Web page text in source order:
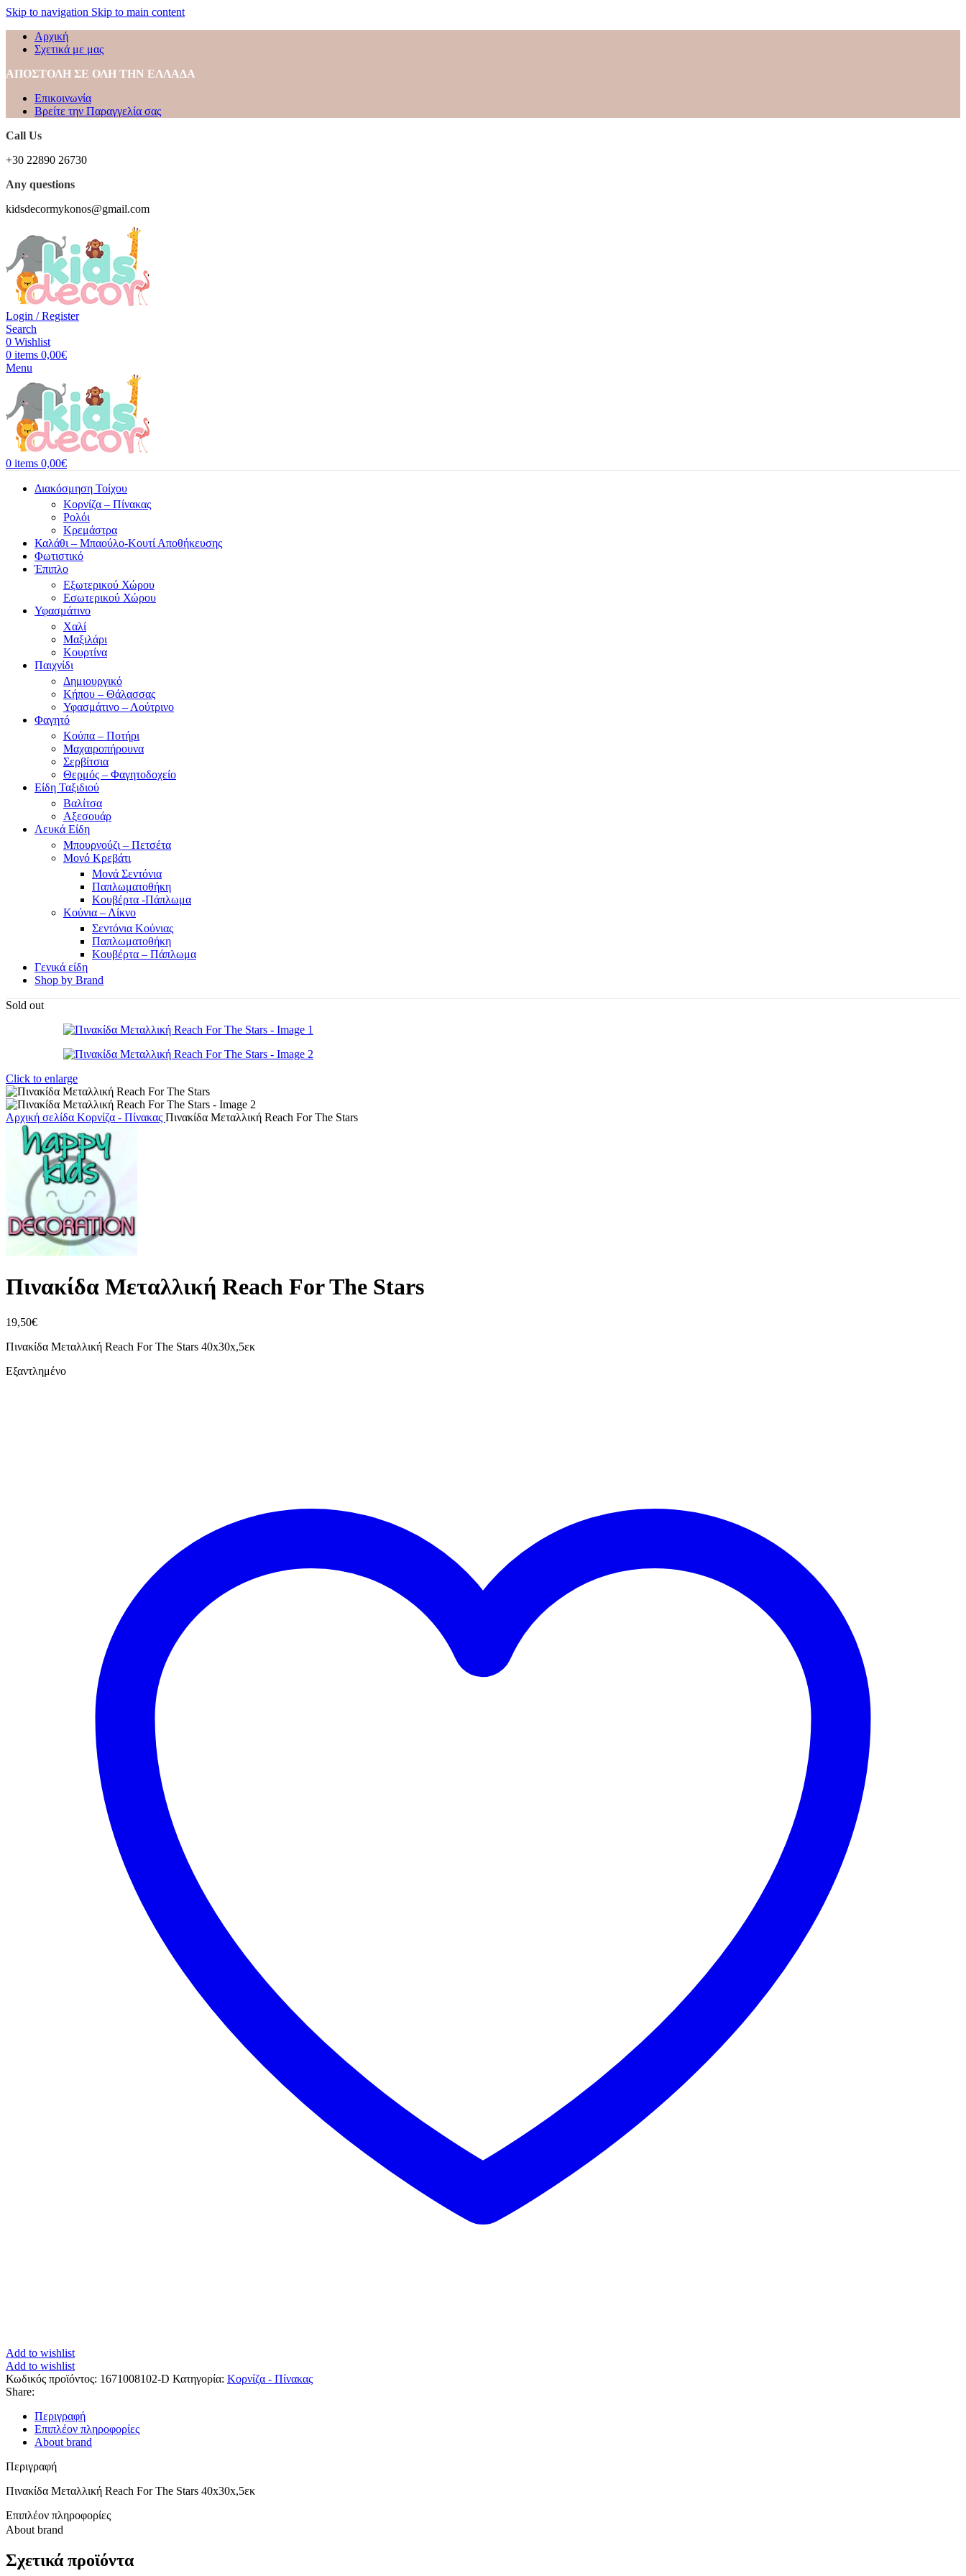
Skip to navigation Skip to main content
Αρχική
Σχετικά με μας
ΑΠΟΣΤΟΛΗ ΣΕ ΟΛΗ ΤΗΝ ΕΛΛΑΔΑ
Επικοινωνία
Βρείτε την Παραγγελία σας
Call Us
+30 22890 26730
Any questions
kidsdecormykonos@gmail.com
Login / Register
Search
0 Wishlist
0 items 0,00€
Menu
0 items 0,00€
Διακόσμηση Τοίχου
Κορνίζα – Πίνακας
Ρολόι
Κρεμάστρα
Καλάθι – Μπαούλο-Κουτί Αποθήκευσης
Φωτιστικό
Έπιπλο
Εξωτερικού Χώρου
Εσωτερικού Χώρου
Υφασμάτινο
Χαλί
Μαξιλάρι
Κουρτίνα
Παιχνίδι
Δημιουργικό
Κήπου – Θάλασσας
Υφασμάτινο – Λούτρινο
Φαγητό
Κούπα – Ποτήρι
Μαχαιροπήρουνα
Σερβίτσια
Θερμός – Φαγητοδοχείο
Είδη Ταξιδιού
Βαλίτσα
Αξεσουάρ
Λευκά Είδη
Μπουρνούζι – Πετσέτα
Μονό Κρεβάτι
Μονά Σεντόνια
Παπλωματοθήκη
Κουβέρτα -Πάπλωμα
Κούνια – Λίκνο
Σεντόνια Κούνιας
Παπλωματοθήκη
Κουβέρτα – Πάπλωμα
Γενικά είδη
Shop by Brand
Sold out
Click to enlarge
Αρχική σελίδα Κορνίζα - Πίνακας Πινακίδα Μεταλλική Reach For The Stars
Πινακίδα Μεταλλική Reach For The Stars
19,50€
Πινακίδα Μεταλλική Reach For The Stars 40x30x,5εκ
Εξαντλημένο
Add to wishlist
Add to wishlist
Κωδικός προϊόντος: 1671008102-D Κατηγορία: Κορνίζα - Πίνακας
Share:
Περιγραφή
Επιπλέον πληροφορίες
About brand
Περιγραφή
Πινακίδα Μεταλλική Reach For The Stars 40x30x,5εκ
Επιπλέον πληροφορίες
About brand
Σχετικά προϊόντα